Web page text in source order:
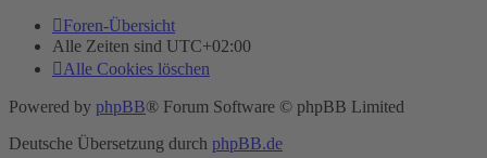
Foren-Übersicht
Alle Zeiten sind UTC+02:00
Alle Cookies löschen
Powered by phpBB® Forum Software © phpBB Limited
Deutsche Übersetzung durch phpBB.de